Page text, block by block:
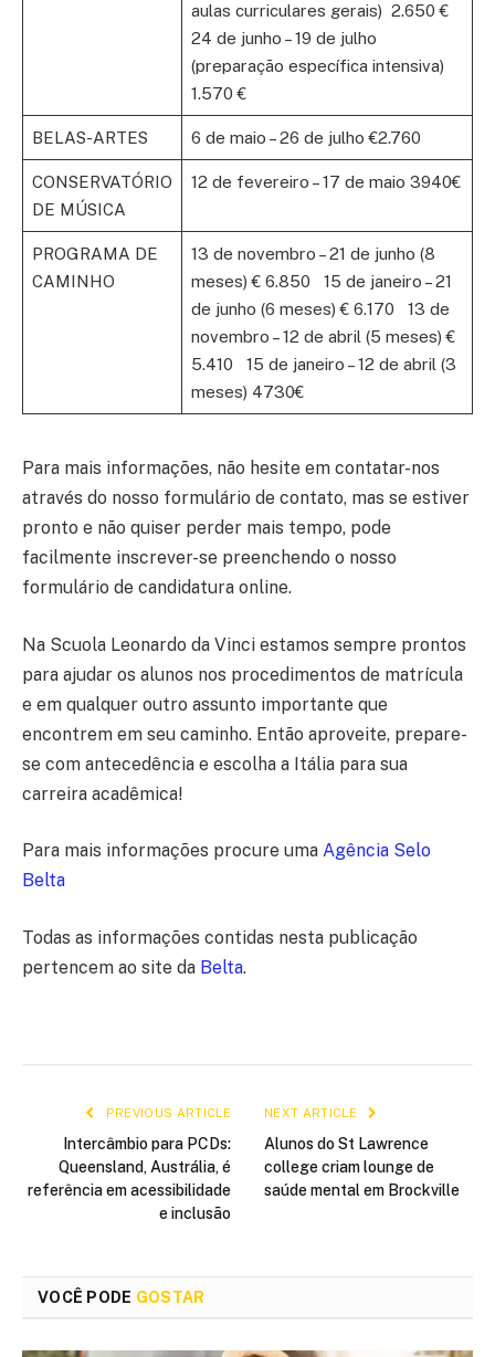
aulas curriculares gerais) 2.650 €
24 de junho – 19 de julho
(preparação específica intensiva)
1.570 €
BELAS-ARTES 6 de maio – 26 de julho €2.760
CONSERVATÓRIO
DE MÚSICA
12 de fevereiro – 17 de maio 3940€
PROGRAMA DE
CAMINHO
13 de novembro – 21 de junho (8
meses) € 6.850 15 de janeiro – 21
de junho (6 meses) € 6.170 13 de
novembro – 12 de abril (5 meses) €
5.410 15 de janeiro – 12 de abril (3
meses) 4730€
Para mais informações, não hesite em contatar-nos
através do nosso formulário de contato, mas se estiver
pronto e não quiser perder mais tempo, pode
facilmente inscrever-se preenchendo o nosso
formulário de candidatura online.
Na Scuola Leonardo da Vinci estamos sempre prontos
para ajudar os alunos nos procedimentos de matrícula
e em qualquer outro assunto importante que
encontrem em seu caminho. Então aproveite, prepare-
se com antecedência e escolha a Itália para sua
carreira acadêmica!
Para mais informações procure uma Agência Selo
Belta
Todas as informações contidas nesta publicação
pertencem ao site da Belta.
PREVIOUS ARTICLE
Intercâmbio para PCDs:
Queensland, Austrália, é
referência em acessibilidade
e inclusão
NEXT ARTICLE
Alunos do St Lawrence
college criam lounge de
saúde mental em Brockville
VOCÊ PODE GOSTAR